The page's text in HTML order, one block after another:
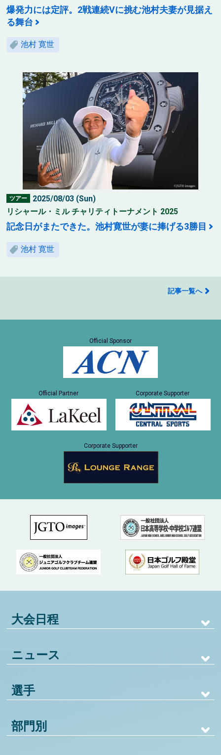
爆発力には定評。2戦連続Vに挑む池村夫妻が見据え
る舞台
池村 寛世
ツアー
2025/08/03 (Sun)
リシャール・ミル チャリティトーナメント 2025
記念日がまたできた。池村寛世が妻に捧げる3勝目
池村 寛世
記事一覧へ
Official Sponsor
Official Partner Corporate Supporter
Corporate Supporter
大会日程
ニュース
選手
部門別